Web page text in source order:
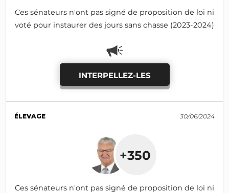
Ces sénateurs n'ont pas signé de proposition de loi ni
voté pour instaurer des jours sans chasse (2023-2024)
INTERPELLEZ-LES
ÉLEVAGE 30/06/2024
+350
Ces sénateurs n'ont pas signé de proposition de loi ni